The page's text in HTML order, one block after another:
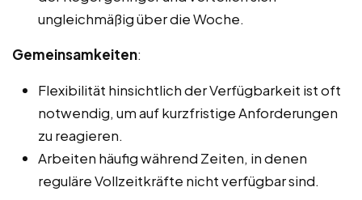
ungleichmäßig über die Woche.
Gemeinsamkeiten:
Flexibilität hinsichtlich der Verfügbarkeit ist oft
notwendig, um auf kurzfristige Anforderungen
zu reagieren.
Arbeiten häufig während Zeiten, in denen
reguläre Vollzeitkräfte nicht verfügbar sind.